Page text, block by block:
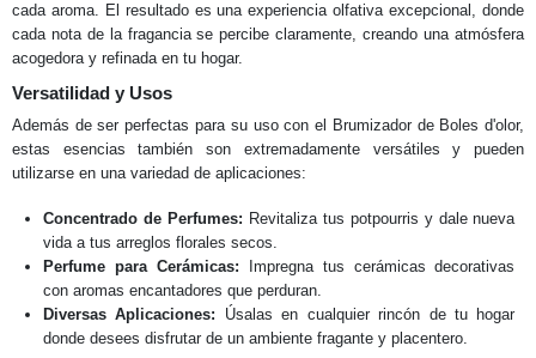
cada aroma. El resultado es una experiencia olfativa excepcional, donde
cada nota de la fragancia se percibe claramente, creando una atmósfera
acogedora y refinada en tu hogar.
Versatilidad y Usos
Además de ser perfectas para su uso con el Brumizador de Boles d'olor,
estas esencias también son extremadamente versátiles y pueden
utilizarse en una variedad de aplicaciones:
Concentrado de Perfumes: Revitaliza tus potpourris y dale nueva
vida a tus arreglos florales secos.
Perfume para Cerámicas: Impregna tus cerámicas decorativas
con aromas encantadores que perduran.
Diversas Aplicaciones: Úsalas en cualquier rincón de tu hogar
donde desees disfrutar de un ambiente fragante y placentero.